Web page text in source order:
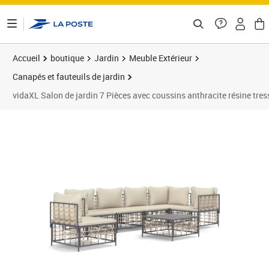
Accueil boutique Jardin
Meuble Extérieur
Canapés et fauteuils de jardin
vidaXL Salon de jardin 7 Pièces avec coussins anthracite résine